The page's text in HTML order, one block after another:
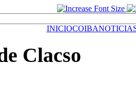
INICIOCOIBA
Clacso